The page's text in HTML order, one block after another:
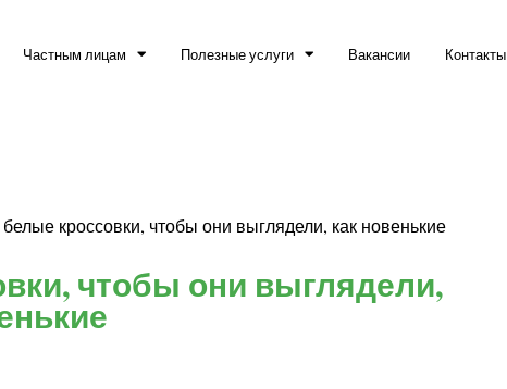
Частным лицам Полезные услуги Вакансии Контакты
белые кроссовки, чтобы они выглядели, как новенькие
чтобы они выглядели,